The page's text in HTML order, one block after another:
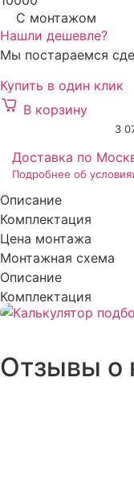
Пользователей:
Пользователей:
Пользователей:
Проживание:
Материал:
Производитель:
С монтажом
Нашли дешевле?
Мы постараемся
Купить в один клик
В корзину
3
Доставка по
Подробнее об
Описание
Комплектация
Цена монтажа
Монтажная схема
Описание
Комплектация
Цена монтажа
Отзывы о